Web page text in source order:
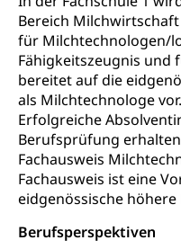
Bereich
für Milchtechnologen/
Fähigkeitszeugnis und
bereitet auf die
als Milchtechnologe vor.
Erfolgreiche
Berufsprüfung
Fachausweis
Fachausweis ist eine
eidgenössische
Berufsperspektiven
Armee
Militär, Militärdienst,
Wehrpflicht,
Dienstverweigerer,
Wehrpflichtersatz,
Bevölkerungsschutz
Katastrophenschutz,
Feuerwehr,
Alarmierung,
Polizei